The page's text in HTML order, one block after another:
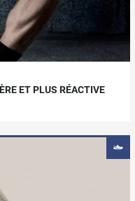
ET PLUS RÉACTIVE